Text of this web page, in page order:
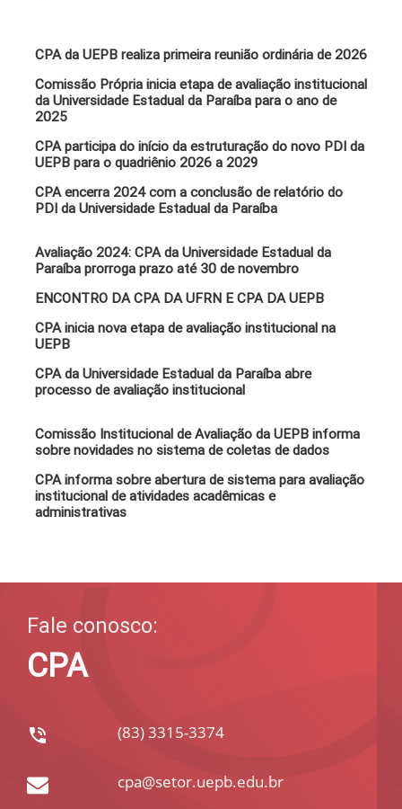
CPA da UEPB realiza primeira reunião ordinária de 2026
Comissão Própria inicia etapa de avaliação institucional
da Universidade Estadual da Paraíba para o ano de
2025
CPA participa do início da estruturação do novo PDI da
UEPB para o quadriênio 2026 a 2029
CPA encerra 2024 com a conclusão de relatório do
PDI da Universidade Estadual da Paraíba
Avaliação 2024: CPA da Universidade Estadual da
Paraíba prorroga prazo até 30 de novembro
ENCONTRO DA CPA DA UFRN E CPA DA UEPB
CPA inicia nova etapa de avaliação institucional na
UEPB
CPA da Universidade Estadual da Paraíba abre
processo de avaliação institucional
Comissão Institucional de Avaliação da UEPB informa
sobre novidades no sistema de coletas de dados
CPA informa sobre abertura de sistema para avaliação
institucional de atividades acadêmicas e
administrativas
Fale conosco:
CPA
(83) 3315-3374
cpa@setor.uepb.edu.br